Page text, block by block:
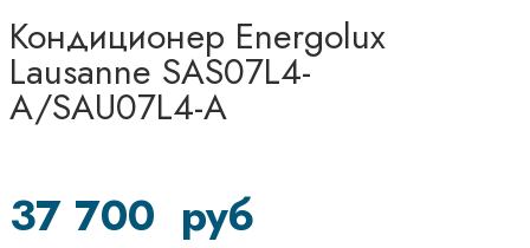
Кондиционер Energolux
Lausanne SAS07L4-
A/SAU07L4-A
37 700 руб